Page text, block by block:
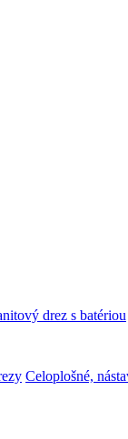
drez s batériou
Celoplošné,